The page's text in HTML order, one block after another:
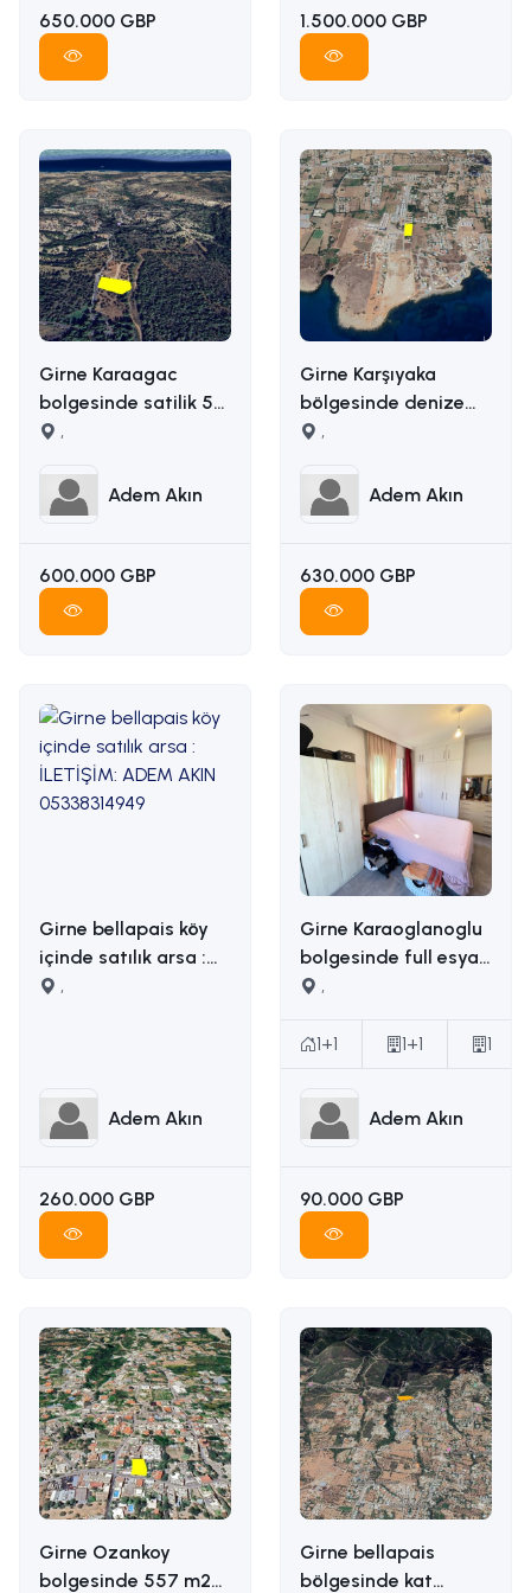
650.000 GBP 1.500.000 GBP
Girne Karaagac
bolgesinde satilik 5
donum satilik arazi
05338314949
,
Adem Akın
600.000 GBP
Girne Karşıyaka
bölgesinde denize
yakın uygun fiyata
satılık arazi İLETİŞİM
ADEM AKIN
,
Adem Akın
630.000 GBP
Girne bellapais köy
içinde satılık arsa :
İLETİŞİM: ADEM AKIN
,
Adem Akın
260.000 GBP
Girne Karaoglanoglu
bolgesinde full esyali
satilik 1+1 daire
05338314949
,
1+1 1+1 1
Adem Akın
90.000 GBP
Girne Ozankoy
bolgesinde 557 m2
Girne bellapais
bölgesinde kat